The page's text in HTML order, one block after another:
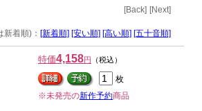
[Back] [Next]
新着順)： [新着順] [安い順] [高い順] [五十音順]
特価4,158円 （税込）
枚
※未発売の新作予約商品